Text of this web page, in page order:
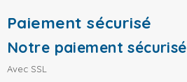
Paiement sécurisé
Notre paiement sécurisé
Avec SSL